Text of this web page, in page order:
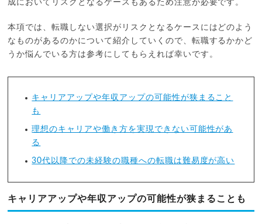
成においてリスクとなるケースもあるため注意が必要です。
本項では、転職しない選択がリスクとなるケースにはどのよう
なものがあるのかについて紹介していくので、転職するかかど
うか悩んでいる方は参考にしてもらえれば幸いです。
キャリアアップや年収アップの可能性が狭まること
も
理想のキャリアや働き方を実現できない可能性があ
る
30代以降での未経験の職種への転職は難易度が高い
キャリアアップや年収アップの可能性が狭まることも